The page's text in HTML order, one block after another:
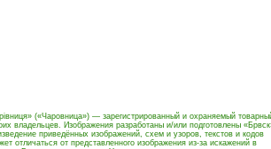
(«Чаровница») — зарегистрированный и охраняемый
владельцев. Изображения разработаны и/или подготовлены
приведённых изображений, схем и узоров, текстов и кодов
отличаться от представленного изображения из-за искажений в